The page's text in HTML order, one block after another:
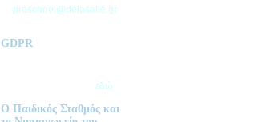
preschool@delasalle.gr
GDPR
εδώ
Ο Παιδικός Σταθμός και